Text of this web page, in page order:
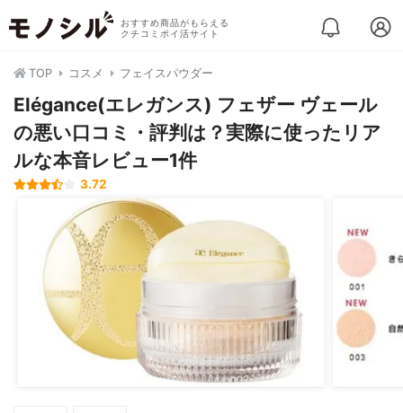
おすすめ商品がもらえる
クチコミポイ活サイト
TOP コスメ フェイスパウダー
Elégance(エレガンス) フェザー ヴェール
の悪い口コミ・評判は？実際に使ったリア
ルな本音レビュー1件
3.72